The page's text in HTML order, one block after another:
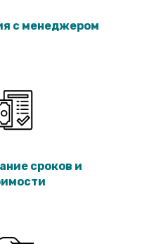
с менеджером
сроков и